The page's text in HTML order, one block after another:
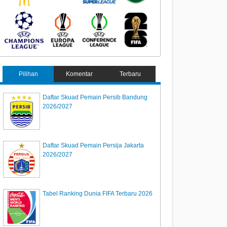
Pilihan Komentar Terbaru
Daftar Skuad Pemain Persib Bandung
2026/2027
Daftar Skuad Pemain Persija Jakarta
2026/2027
Tabel Ranking Dunia FIFA Terbaru 2026